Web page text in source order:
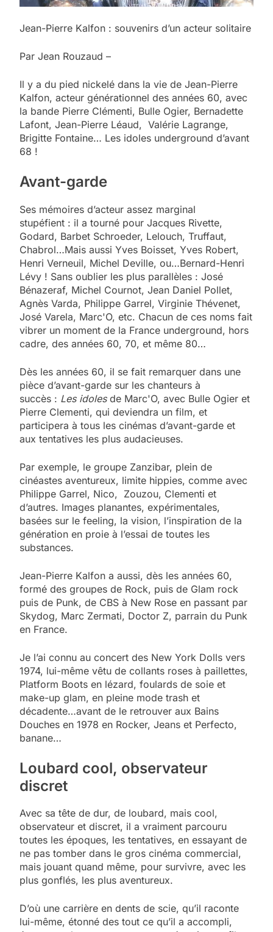
Jean-Pierre Kalfon : souvenirs d’un acteur solitaire
Par Jean Rouzaud –
Il y a du pied nickelé dans la vie de Jean-Pierre
Kalfon, acteur générationnel des années 60, avec
la bande Pierre Clémenti, Bulle Ogier, Bernadette
Lafont, Jean-Pierre Léaud, Valérie Lagrange,
Brigitte Fontaine… Les idoles underground d’avant
68 !
Avant-garde
Ses mémoires d’acteur assez marginal
stupéfient : il a tourné pour Jacques Rivette,
Godard, Barbet Schroeder, Lelouch, Truffaut,
Chabrol…Mais aussi Yves Boisset, Yves Robert,
Henri Verneuil, Michel Deville, ou…Bernard-Henri
Lévy ! Sans oublier les plus parallèles : José
Bénazeraf, Michel Cournot, Jean Daniel Pollet,
Agnès Varda, Philippe Garrel, Virginie Thévenet,
José Varela, Marc'O, etc. Chacun de ces noms fait
vibrer un moment de la France underground, hors
cadre, des années 60, 70, et même 80…
Dès les années 60, il se fait remarquer dans une
pièce d’avant-garde sur les chanteurs à
succès : Les idolesde Marc'O, avec Bulle Ogier et
Pierre Clementi, qui deviendra un film, et
participera à tous les cinémas d’avant-garde et
aux tentatives les plus audacieuses.
Par exemple, le groupe Zanzibar, plein de
cinéastes aventureux, limite hippies, comme avec
Philippe Garrel, Nico, Zouzou, Clementi et
d’autres. Images planantes, expérimentales,
basées sur le feeling, la vision, l’inspiration de la
génération en proie à l’essai de toutes les
substances.
Jean-Pierre Kalfon a aussi, dès les années 60,
formé des groupes de Rock, puis de Glam rock
puis de Punk, de CBS à New Rose en passant par
Skydog, Marc Zermati, Doctor Z, parrain du Punk
en France.
Je l’ai connu au concert des New York Dolls vers
1974, lui-même vêtu de collants roses à paillettes,
Platform Boots en lézard, foulards de soie et
make-up glam, en pleine mode trash et
décadente…avant de le retrouver aux Bains
Douches en 1978 en Rocker, Jeans et Perfecto,
banane…
Loubard cool, observateur
discret
Avec sa tête de dur, de loubard, mais cool,
observateur et discret, il a vraiment parcouru
toutes les époques, les tentatives, en essayant de
ne pas tomber dans le gros cinéma commercial,
mais jouant quand même, pour survivre, avec les
plus gonflés, les plus aventureux.
D’où une carrière en dents de scie, qu’il raconte
lui-même, étonné des tout ce qu’il a accompli,